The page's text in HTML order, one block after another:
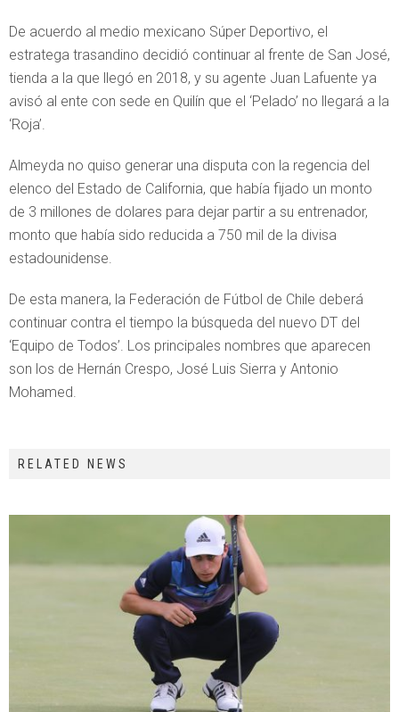
De acuerdo al medio mexicano Súper Deportivo, el
estratega trasandino decidió continuar al frente de San José,
tienda a la que llegó en 2018, y su agente Juan Lafuente ya
avisó al ente con sede en Quilín que el ‘Pelado’ no llegará a la
‘Roja’.
Almeyda no quiso generar una disputa con la regencia del
elenco del Estado de California, que había fijado un monto
de 3 millones de dolares para dejar partir a su entrenador,
monto que había sido reducida a 750 mil de la divisa
estadounidense.
De esta manera, la Federación de Fútbol de Chile deberá
continuar contra el tiempo la búsqueda del nuevo DT del
‘Equipo de Todos’. Los principales nombres que aparecen
son los de Hernán Crespo, José Luis Sierra y Antonio
Mohamed.
RELATED NEWS